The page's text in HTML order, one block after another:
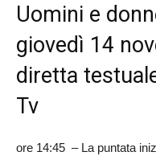
Uomini e
giovedì 14
diretta
Tv
ore 14:45 – La puntata